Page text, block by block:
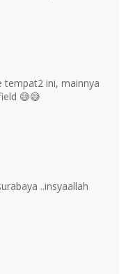
tempat2 ini, mainnya
😅😅
..insyaallah